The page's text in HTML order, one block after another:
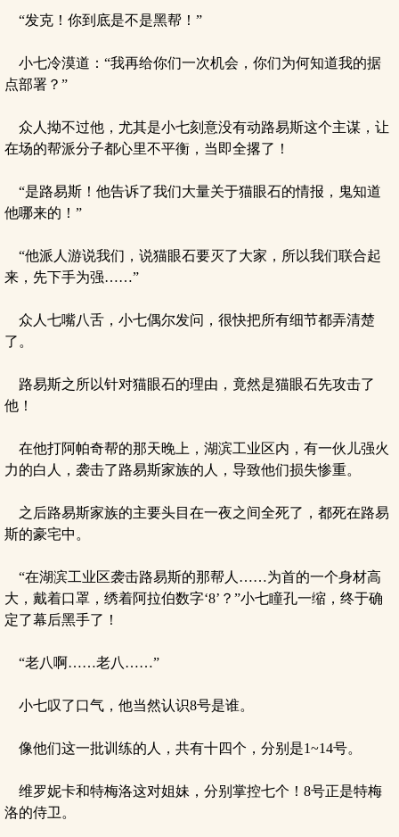
“发克！你到底是不是黑帮！”
小七冷漠道：“我再给你们一次机会，你们为何知道我的据
点部署？”
众人拗不过他，尤其是小七刻意没有动路易斯这个主谋，让
在场的帮派分子都心里不平衡，当即全撂了！
“是路易斯！他告诉了我们大量关于猫眼石的情报，鬼知道
他哪来的！”
“他派人游说我们，说猫眼石要灭了大家，所以我们联合起
来，先下手为强……”
众人七嘴八舌，小七偶尔发问，很快把所有细节都弄清楚
了。
路易斯之所以针对猫眼石的理由，竟然是猫眼石先攻击了
他！
在他打阿帕奇帮的那天晚上，湖滨工业区内，有一伙儿强火
力的白人，袭击了路易斯家族的人，导致他们损失惨重。
之后路易斯家族的主要头目在一夜之间全死了，都死在路易
斯的豪宅中。
“在湖滨工业区袭击路易斯的那帮人……为首的一个身材高
大，戴着口罩，绣着阿拉伯数字‘8’？”小七瞳孔一缩，终于确
定了幕后黑手了！
“老八啊……老八……”
小七叹了口气，他当然认识8号是谁。
像他们这一批训练的人，共有十四个，分别是1~14号。
维罗妮卡和特梅洛这对姐妹，分别掌控七个！8号正是特梅
洛的侍卫。